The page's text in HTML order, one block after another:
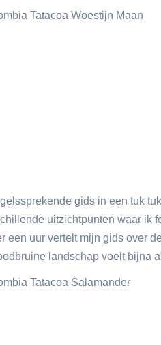
gids in een tuk
uitzichtpunten waar ik
een uur vertelt mijn gids over
landschap voelt bijna